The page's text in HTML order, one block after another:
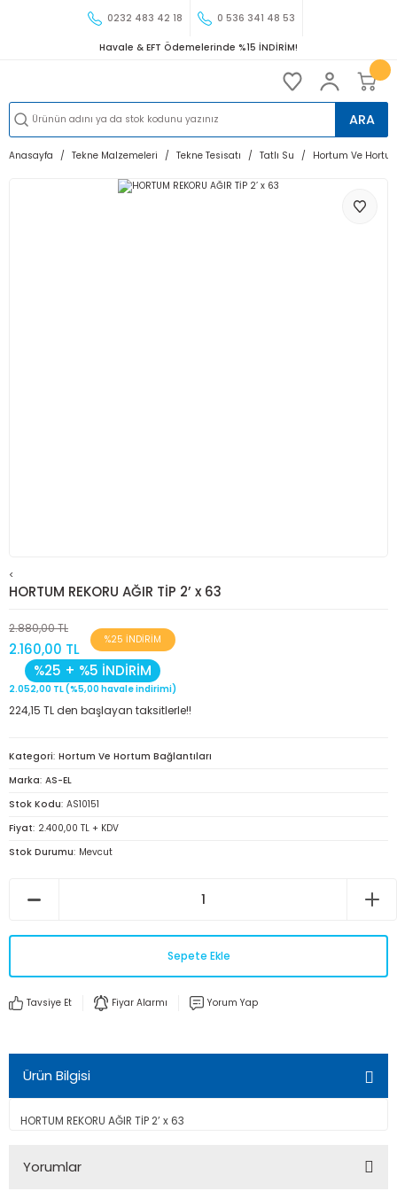
0232 483 42 18 0 536 341 48 53
Havale & EFT Ödemelerinde %15 İNDİRİM!
ARA
Anasayfa Tekne Malzemeleri Tekne Tesisatı Tatlı Su Hortum Ve
<
HORTUM REKORU AĞIR TİP 2’ x 63
2.880,00 TL
2.160,00 TL
%25 İNDİRİM
%25 + %5 İNDİRİM
2.052,00 TL (%5,00 havale indirimi)
224,15 TL den başlayan taksitlerle!!
Kategori Hortum Ve Hortum Bağlantıları
Marka AS-EL
Stok Kodu AS10151
Fiyat 2.400,00 TL + KDV
Stok Durumu Mevcut
Sepete Ekle
Tavsiye Et Fiyar Alarmı Yorum Yap
Ürün Bilgisi
HORTUM REKORU AĞIR TİP 2’ x 63
Yorumlar